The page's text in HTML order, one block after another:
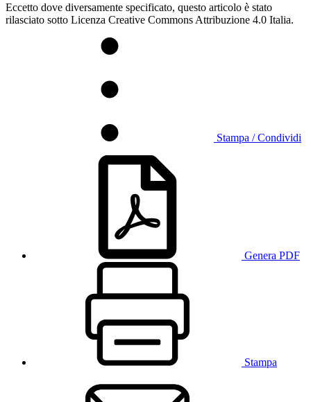
Eccetto dove diversamente specificato, questo articolo è stato
rilasciato sotto Licenza Creative Commons Attribuzione 4.0 Italia.
Stampa / Condividi
Genera PDF
Stampa